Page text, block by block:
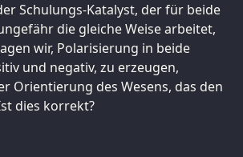
Schulungs-Katalyst, der für beide
die gleiche Weise arbeitet,
wir, Polarisierung in beide
und negativ, zu erzeugen,
Orientierung des Wesens, das den
dies korrekt?